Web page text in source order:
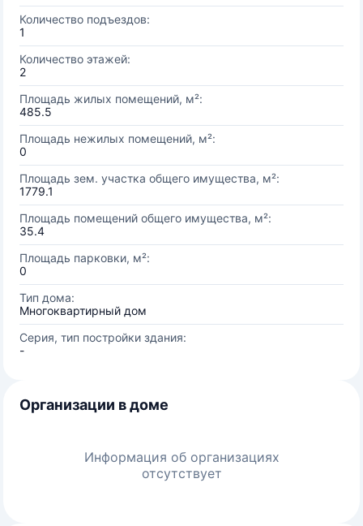
Количество подъездов:
1
Количество этажей:
2
Площадь жилых помещений, м²:
485.5
Площадь нежилых помещений, м²:
0
Площадь зем. участка общего имущества, м²:
1779.1
Площадь помещений общего имущества, м²:
35.4
Площадь парковки, м²:
0
Тип дома:
Многоквартирный дом
Серия, тип постройки здания:
-
Организации в доме
Информация об организациях
отсутствует